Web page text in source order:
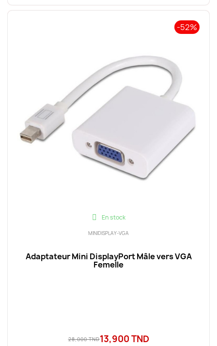
-52%
En stock
MINIDISPLAY-VGA
Adaptateur Mini DisplayPort Mâle vers VGA
Femelle
28,000 TND13,900 TND